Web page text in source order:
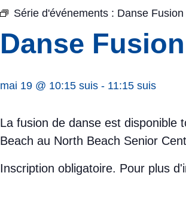
Série d'événements : Danse
Danse
mai 19 @ 10:15 suis - 11:15 suis
La fusion de danse est disponible
Beach au North Beach Senior
Inscription obligatoire. Pour plus